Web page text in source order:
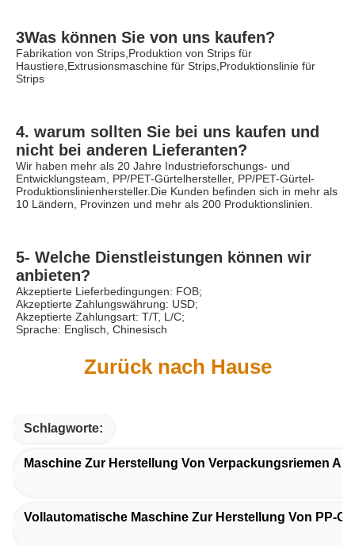
3Was können Sie von uns kaufen?
Fabrikation von Strips,Produktion von Strips für
Haustiere,Extrusionsmaschine für Strips,Produktionslinie für
Strips
4. warum sollten Sie bei uns kaufen und
nicht bei anderen Lieferanten?
Wir haben mehr als 20 Jahre Industrieforschungs- und
Entwicklungsteam, PP/PET-Gürtelhersteller, PP/PET-Gürtel-
Produktionslinienhersteller.Die Kunden befinden sich in mehr als
10 Ländern, Provinzen und mehr als 200 Produktionslinien.
5- Welche Dienstleistungen können wir
anbieten?
Akzeptierte Lieferbedingungen: FOB;
Akzeptierte Zahlungswährung: USD;
Akzeptierte Zahlungsart: T/T, L/C;
Sprache: Englisch, Chinesisch
Zurück nach Hause
Schlagworte:
Maschine Zur Herstellung Von Verpackungsriemen
Vollautomatische Maschine Zur Herstellung Von PP-